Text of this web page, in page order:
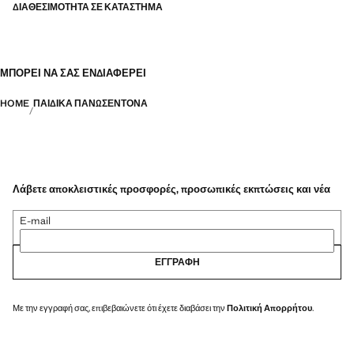
ΔΙΑΘΕΣΙΜΌΤΗΤΑ ΣΕ ΚΑΤΆΣΤΗΜΑ
ΜΠΟΡΕΊ ΝΑ ΣΑΣ ΕΝΔΙΑΦΈΡΕΙ
HOME ΠΑΙΔΙΚΆ ΠΑΝΩΣΈΝΤΟΝΑ
Λάβετε αποκλειστικές προσφορές, προσωπικές εκπτώσεις και νέα
E-mail
ΕΓΓΡΑΦΉ
Με την εγγραφή σας, επιβεβαιώνετε ότι έχετε διαβάσει την Πολιτική Απορρήτου.